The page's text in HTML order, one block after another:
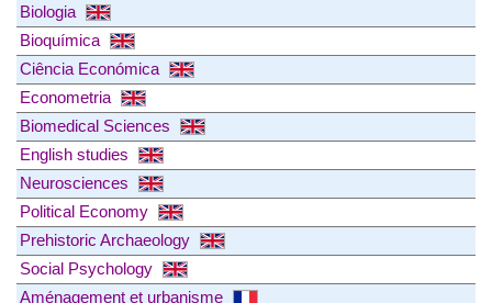
Biologia
Bioquímica
Ciência Económica
Econometria
Biomedical Sciences
English studies
Neurosciences
Political Economy
Prehistoric Archaeology
Social Psychology
Aménagement et urbanisme